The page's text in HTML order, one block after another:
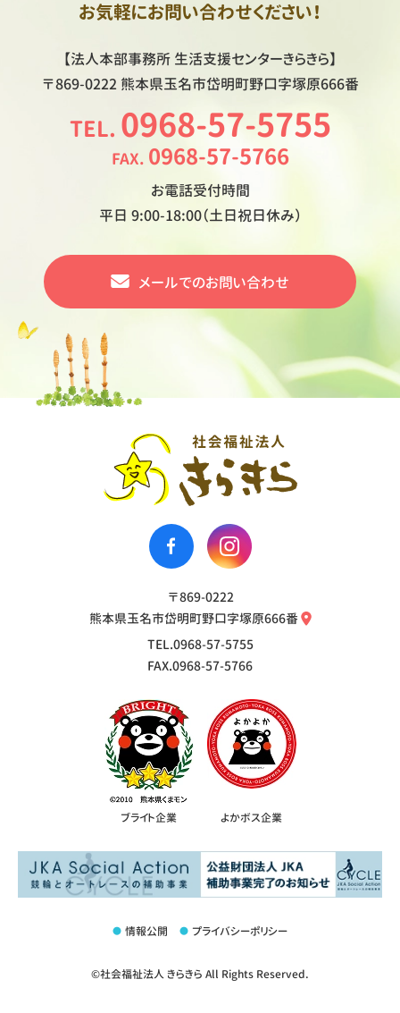
お気軽にお問い合わせください！
【法人本部事務所 生活支援センターきらきら】
〒869-0222 熊本県玉名市岱明町野口字塚原666番
TEL. 0968-57-5755
FAX. 0968-57-5766
お電話受付時間
平日 9:00-18:00（土日祝日休み）
メールでのお問い合わせ
〒869-0222
熊本県玉名市岱明町野口字塚原666番
TEL.0968-57-5755
FAX.0968-57-5766
ブライト企業 よかボス企業
情報公開 プライバシーポリシー
©社会福祉法人 きらきら All Rights Reserved.